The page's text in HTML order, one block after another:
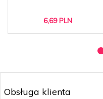
6,69 PLN
Obsługa klienta